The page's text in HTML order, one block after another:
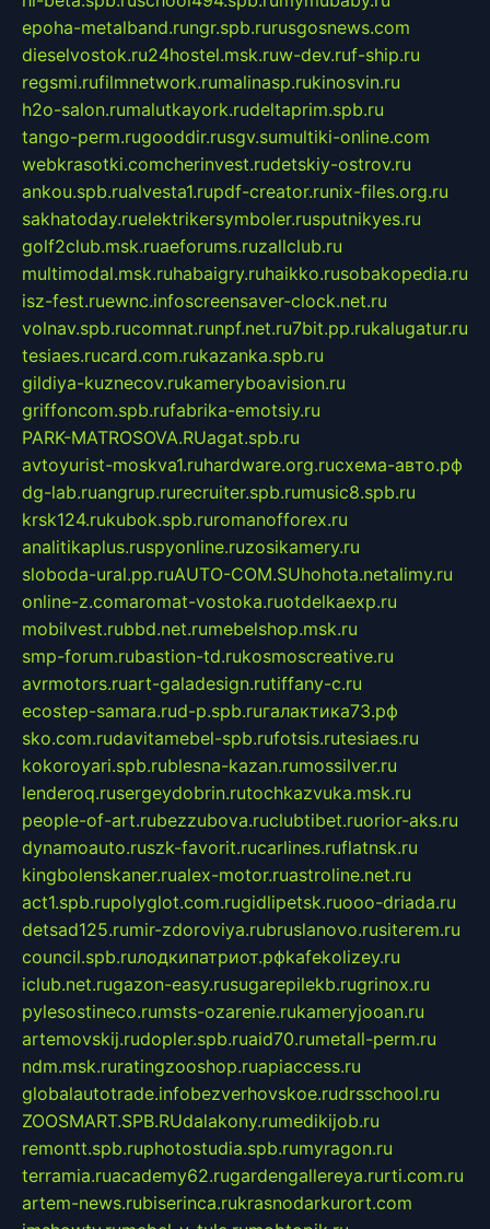
epoha-metalband.rungr.spb.rurusgosnews.com
dieselvostok.ru24hostel.msk.ruw-dev.ruf-ship.ru
regsmi.rufilmnetwork.rumalinasp.rukinosvin.ru
h2o-salon.rumalutkayork.rudeltaprim.spb.ru
tango-perm.rugooddir.rusgv.sumultiki-online.com
webkrasotki.comcherinvest.rudetskiy-ostrov.ru
ankou.spb.rualvesta1.rupdf-creator.runix-files.org.ru
sakhatoday.ruelektrikersymboler.rusputnikyes.ru
golf2club.msk.ruaeforums.ruzallclub.ru
multimodal.msk.ruhabaigry.ruhaikko.rusobakopedia.ru
isz-fest.ruewnc.infoscreensaver-clock.net.ru
volnav.spb.rucomnat.runpf.net.ru7bit.pp.rukalugatur.ru
tesiaes.rucard.com.rukazanka.spb.ru
gildiya-kuznecov.rukameryboavision.ru
griffoncom.spb.rufabrika-emotsiy.ru
PARK-MATROSOVA.RUagat.spb.ru
avtoyurist-moskva1.ruhardware.org.ruсхема-авто.рф
dg-lab.ruangrup.rurecruiter.spb.rumusic8.spb.ru
krsk124.rukubok.spb.ruromanofforex.ru
analitikaplus.ruspyonline.ruzosikamery.ru
sloboda-ural.pp.ruAUTO-COM.SUhohota.netalimy.ru
online-z.comaromat-vostoka.ruotdelkaexp.ru
mobilvest.rubbd.net.rumebelshop.msk.ru
smp-forum.rubastion-td.rukosmoscreative.ru
avrmotors.ruart-galadesign.rutiffany-c.ru
ecostep-samara.rud-p.spb.ruгалактика73.рф
sko.com.rudavitamebel-spb.rufotsis.rutesiaes.ru
kokoroyari.spb.rublesna-kazan.rumossilver.ru
lenderoq.rusergeydobrin.rutochkazvuka.msk.ru
people-of-art.rubezzubova.ruclubtibet.ruorior-aks.ru
dynamoauto.ruszk-favorit.rucarlines.ruflatnsk.ru
kingbolenskaner.rualex-motor.ruastroline.net.ru
act1.spb.rupolyglot.com.rugidlipetsk.ruooo-driada.ru
detsad125.rumir-zdoroviya.rubruslanovo.rusiterem.ru
council.spb.ruлодкипатриот.рфkafekolizey.ru
iclub.net.rugazon-easy.rusugarepilekb.rugrinox.ru
pylesostineco.rumsts-ozarenie.rukameryjooan.ru
artemovskij.rudopler.spb.ruaid70.rumetall-perm.ru
ndm.msk.ruratingzooshop.ruapiaccess.ru
globalautotrade.infobezverhovskoe.rudrsschool.ru
ZOOSMART.SPB.RUdalakony.rumedikijob.ru
remontt.spb.ruphotostudia.spb.rumyragon.ru
terramia.ruacademy62.rugardengallereya.rurti.com.ru
artem-news.rubiserinca.rukrasnodarkurort.com